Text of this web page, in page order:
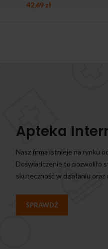
42,69 zł
Apteka
Nasz firma istnieje na rynku
Doświadczenie to pozwoliło
skuteczność w działaniu
SPRAWDŹ